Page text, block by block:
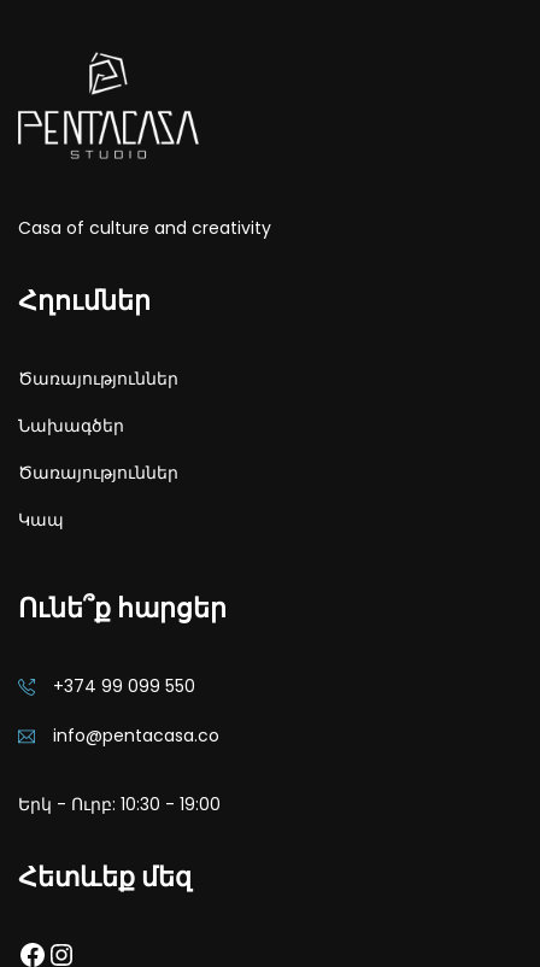
Casa of culture and creativity
Հղումներ
Ծառայություններ
Նախագծեր
Ծառայություններ
Կապ
Ունե՞ք հարցեր
+374 99 099 550
info@pentacasa.co
Երկ - Ուրբ: 10:30 - 19:00
Հետևեք մեզ
Facebook Instagram